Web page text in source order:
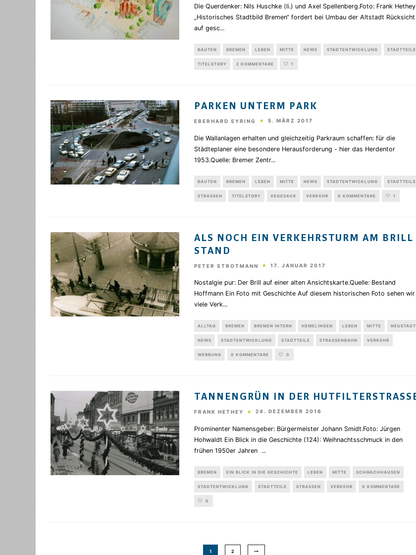
Die Querdenker: Nils Huschke (li.) und Axel Spellenberg.Foto: Frank Hethey
„Historisches Stadtbild Bremen“ fordert bei Umbau der Altstadt Rücksicht
auf gesc...
BAUTEN BREMEN LEBEN MITTE NEWS STADTENTWICKLUNG STADTTEILE
TITELSTORY 2 KOMMENTARE 1
PARKEN UNTERM PARK
EBERHARD SYRING 5. MÄRZ 2017
Die Wallanlagen erhalten und gleichzeitig Parkraum schaffen: für die
Städteplaner eine besondere Herausforderung - hier das Herdentor
1953.Quelle: Bremer Zentr...
BAUTEN BREMEN LEBEN MITTE NEWS STADTENTWICKLUNG STADTTEILE
STRASSEN TITELSTORY VEGESACK VERKEHR 0 KOMMENTARE 1
ALS NOCH EIN VERKEHRSTURM AM BRILL
STAND
PETER STROTMANN 17. JANUAR 2017
Nostalgie pur: Der Brill auf einer alten Ansichtskarte.Quelle: Bestand
Hoffmann Ein Foto mit Geschichte Auf diesem historischen Foto sehen wir
viele Verk...
ALLTAG BREMEN BREMEN INTERN HEMELINGEN LEBEN MITTE NEUSTADT
NEWS STADTENTWICKLUNG STADTTEILE STRASSENBAHN VERKEHR
WERBUNG 0 KOMMENTARE 0
TANNENGRÜN IN DER HUTFILTERSTRASSE
FRANK HETHEY 24. DEZEMBER 2016
Prominenter Namensgeber: Bürgermeister Johann Smidt.Foto: Jürgen
Hohwaldt Ein Blick in die Geschichte (124): Weihnachtsschmuck in den
frühen 1950er Jahren ...
BREMEN EIN BLICK IN DIE GESCHICHTE LEBEN MITTE SCHWACHHAUSEN
STADTENTWICKLUNG STADTTEILE STRASSEN VERKEHR 0 KOMMENTARE
0
1 2